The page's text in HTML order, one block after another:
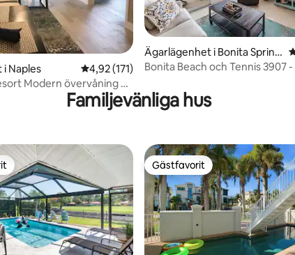
101 omdömen
Naples 4,92 av 5 i genomsnittligt betyg, 171
4,92 (171)
Modern övervåning 2
Ägarlägenhet i Bonita Spring
s
Bonita Beach och Tennis 3907
Familjevänliga hus
Gästfavorit
Gästfavorit